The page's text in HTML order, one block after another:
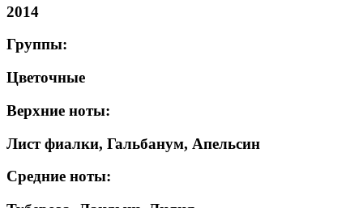
2014
Группы:
Цветочные
Верхние ноты:
Лист фиалки, Гальбанум, Апельсин
Средние ноты: